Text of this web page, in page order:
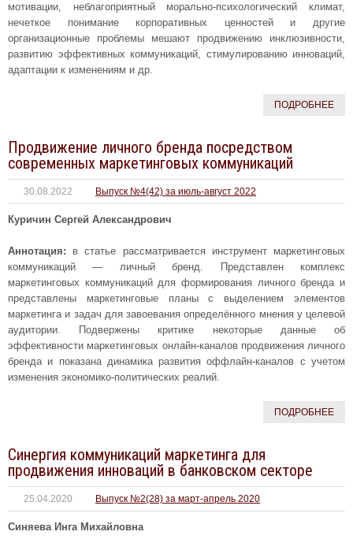
мотивации, неблагоприятный морально-психологический климат,
нечеткое понимание корпоративных ценностей и другие
организационные проблемы мешают продвижению инклюзивности,
развитию эффективных коммуникаций, стимулированию инноваций,
адаптации к изменениям и др.
ПОДРОБНЕЕ
Продвижение личного бренда посредством
современных маркетинговых коммуникаций
30.08.2022 Выпуск №4(42) за июль-август 2022
Куричин Сергей Александрович
Аннотация: в статье рассматривается инструмент маркетинговых
коммуникаций — личный бренд. Представлен комплекс
маркетинговых коммуникаций для формирования личного бренда и
представлены маркетинговые планы с выделением элементов
маркетинга и задач для завоевания определённого мнения у целевой
аудитории. Подвержены критике некоторые данные об
эффективности маркетинговых онлайн-каналов продвижения личного
бренда и показана динамика развития оффлайн-каналов с учетом
изменения экономико-политических реалий.
ПОДРОБНЕЕ
Синергия коммуникаций маркетинга для
продвижения инноваций в банковском секторе
25.04.2020 Выпуск №2(28) за март-апрель 2020
Синяева Инга Михайловна